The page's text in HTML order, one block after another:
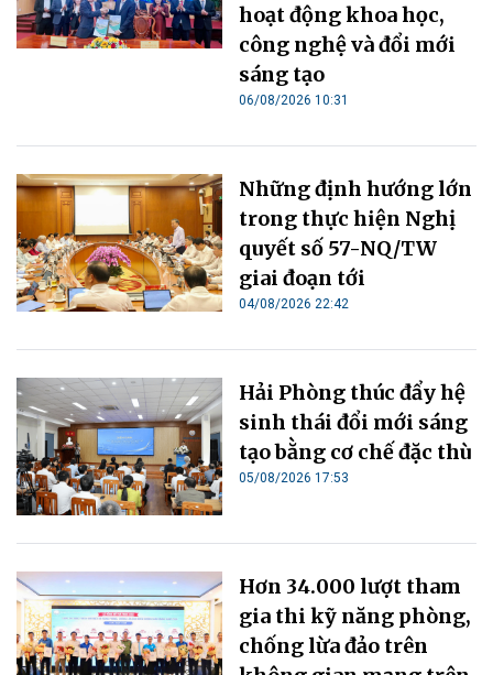
hoạt động khoa học,
công nghệ và đổi mới
sáng tạo
06/08/2026 10:31
Những định hướng lớn
trong thực hiện Nghị
quyết số 57-NQ/TW
giai đoạn tới
04/08/2026 22:42
Hải Phòng thúc đẩy hệ
sinh thái đổi mới sáng
tạo bằng cơ chế đặc thù
05/08/2026 17:53
Hơn 34.000 lượt tham
gia thi kỹ năng phòng,
chống lừa đảo trên